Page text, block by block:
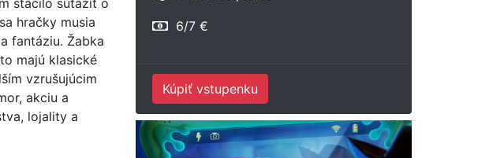
stačilo súťažiť o
hračky musia
fantáziu. Žabka
majú klasické
vzrušujúcim
akciu a
lojality a
6/7 €
Kúpiť vstupenku